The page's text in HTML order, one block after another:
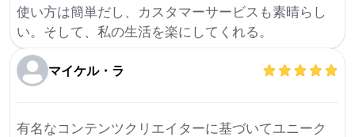
使い方は簡単だし、カスタマーサービスも素晴らし
い。そして、私の生活を楽にしてくれる。
マイケル・ラ
有名なコンテンツクリエイターに基づいてユニーク